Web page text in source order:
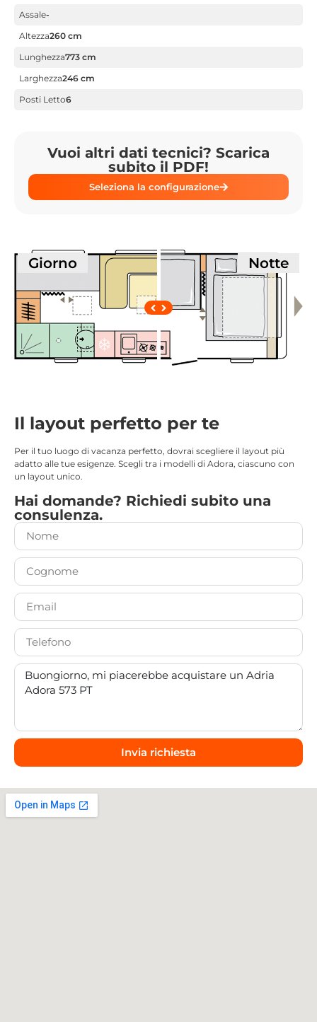
Assale-
Altezza260 cm
Lunghezza773 cm
Larghezza246 cm
Posti Letto6
Vuoi altri dati tecnici? Scarica
subito il PDF!
Seleziona la configurazione
Giorno Notte
Il layout perfetto per te
Per il tuo luogo di vacanza perfetto, dovrai scegliere il layout più
adatto alle tue esigenze. Scegli tra i modelli di Adora, ciascuno con
un layout unico.
Hai domande? Richiedi subito una
consulenza.
Invia richiesta